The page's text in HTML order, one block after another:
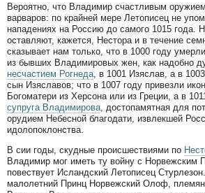
Вероятно, что Владимир счастливым
варваров: по крайней мере Летописец не
нападениях на Россию до самого 1015 года.
оставляют, кажется, Нестора и в течение
сказывает нам только, что в 1000 году
из бывших Владимировых жен, как надобно
несчастием Рогнеда , в 1001 Изяслав, а в
сын Изяславов; что в 1007 году привезли
Богоматери из Херсона или из Греции, а в
супруга Владимирова , достопамятная для
орудием Небесной благодати, извлекшей
идолопоклонства.
В сии годы, скудные происшествиями по
Владимир мог иметь ту войну с Норвежским
повествует Исландский Летописец
малолетний Принц Норвежский Олоф,